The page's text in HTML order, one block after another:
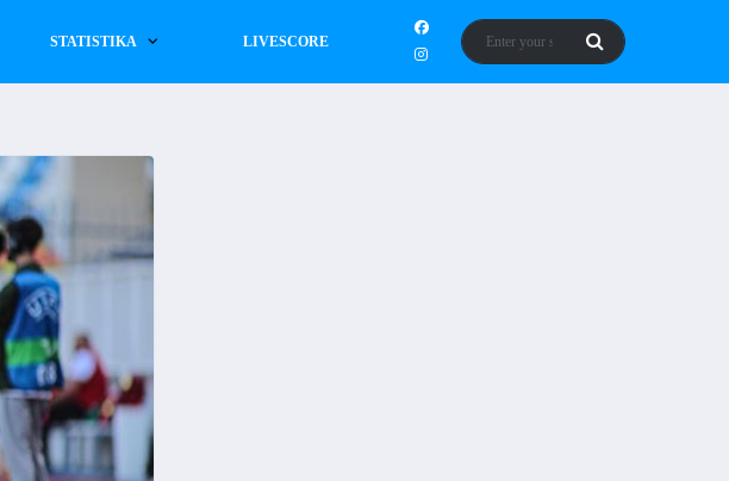
STATISTIKA LIVESCORE